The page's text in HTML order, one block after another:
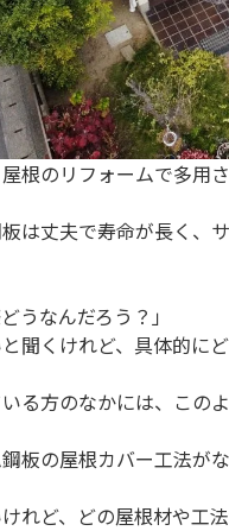
根のリフォームで多用
は丈夫で寿命が長く、
うなんだろう？」
聞くけれど、具体的に
る方のなかには、この
板の屋根カバー工法が
れど、どの屋根材や工